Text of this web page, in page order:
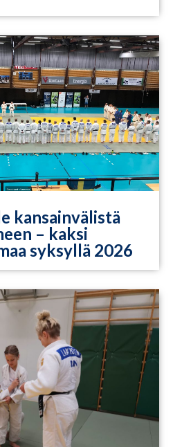
kansainvälistä
– kaksi
syksyllä 2026